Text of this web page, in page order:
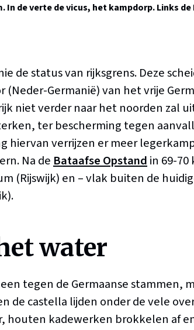
de verte de vicus, het kampdorp. Links de
de status van rijksgrens. Deze
(Neder-Germanië) van het vrije
niet verder naar het noorden zal
ter bescherming tegen
hiervan verrijzen er meer
Na de Bataafse Opstand in 69-
(Rijswijk) en – vlak buiten de
water
tegen de Germaanse stammen,
de castella lijden onder de vele
houten kadewerken brokkelen af